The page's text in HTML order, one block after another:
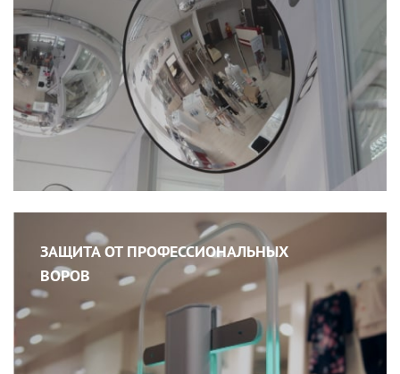
ЗАЩИТА ОТ ПРОФЕССИОНАЛЬНЫХ
ВОРОВ